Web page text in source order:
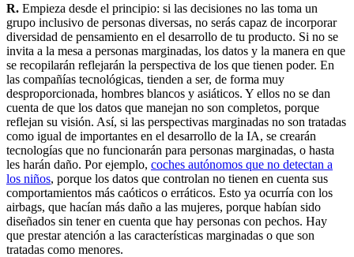
R. Empieza desde el principio: si las decisiones no las toma un
grupo inclusivo de personas diversas, no serás capaz de incorporar
diversidad de pensamiento en el desarrollo de tu producto. Si no se
invita a la mesa a personas marginadas, los datos y la manera en que
se recopilarán reflejarán la perspectiva de los que tienen poder. En
las compañías tecnológicas, tienden a ser, de forma muy
desproporcionada, hombres blancos y asiáticos. Y ellos no se dan
cuenta de que los datos que manejan no son completos, porque
reflejan su visión. Así, si las perspectivas marginadas no son tratadas
como igual de importantes en el desarrollo de la IA, se crearán
tecnologías que no funcionarán para personas marginadas, o hasta
les harán daño. Por ejemplo, coches autónomos que no detectan a
los niños, porque los datos que controlan no tienen en cuenta sus
comportamientos más caóticos o erráticos. Esto ya ocurría con los
airbags, que hacían más daño a las mujeres, porque habían sido
diseñados sin tener en cuenta que hay personas con pechos. Hay
que prestar atención a las características marginadas o que son
tratadas como menores.